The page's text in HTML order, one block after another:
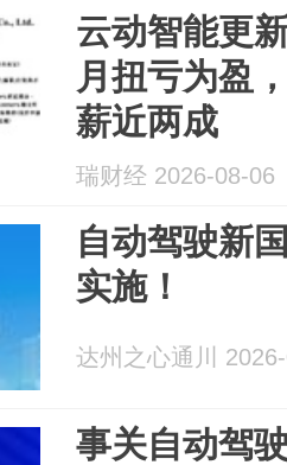
云动智能更
月扭亏为盈
薪近两成
瑞财经 2026-08-06
自动驾驶新
实施！
达州之心通川
事关自动驾